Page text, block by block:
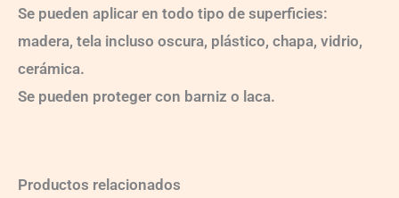
Se pueden aplicar en todo tipo de superficies:
madera, tela incluso oscura, plástico, chapa, vidrio,
cerámica.
Se pueden proteger con barniz o laca.
Productos relacionados